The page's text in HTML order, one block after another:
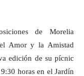
de Morelia
Amor y la Amistad
edición de su pícnic
horas en el Jardín